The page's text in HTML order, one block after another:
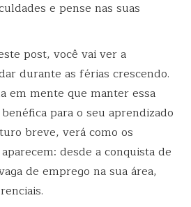
e pense nas suas
post, você vai ver a
durante as férias crescendo.
em mente que manter essa
para o seu aprendizado
breve, verá como os
desde a conquista de
de emprego na sua área,